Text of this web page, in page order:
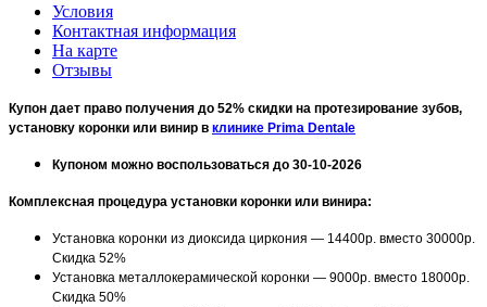
Условия
Контактная информация
На карте
Отзывы
Купон дает право получения до 52% скидки на протезирование зубов,
установку коронки или винир в клинике Prima Dentale
Купоном можно воспользоваться до 30-10-2026
Комплексная процедура установки коронки или винира:
Установка коронки из диоксида циркония — 14400р. вместо 30000р.
Скидка 52%
Установка металлокерамической коронки — 9000р. вместо 18000р.
Скидка 50%